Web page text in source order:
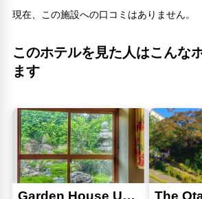
オルゴール堂(R) 海鳴楼本店(2.25km)
小樽中央病院(1.26km)
小樽公園(1.14km)
小樽天狗山ロープウエイ(1.08km)
小樽寿司屋通り(1.55km)
小樽のガラス工房(1.06km)
小樽市役所(1.35km)
小樽運河プラザ(小樽市観光物産プラザ
かんざし屋(2.22km)
現在、この施設への口コミはありません。
このホテルを見た人はこんな
ます